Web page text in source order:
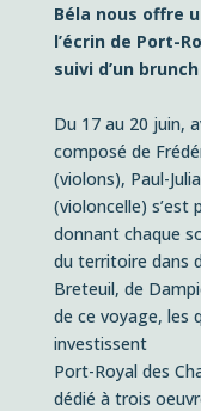
Béla nous offre
l’écrin de Port-
suivi d’un
Du 17 au 20 juin,
composé de
(violons), Paul-
(violoncelle) s’est
donnant chaque
du territoire dans
Breteuil, de
de ce voyage, les
investissent
Port-Royal des
dédié à trois